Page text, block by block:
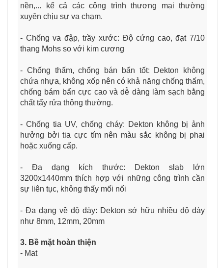
nền,... kể cả các công trình thương mại thường
xuyên chịu sự va chạm.
- Chống va đập, trầy xước: Độ cứng cao, đạt 7/10
thang Mohs so với kim cương
- Chống thấm, chống bán bẩn tốt: Dekton không
chứa nhựa, không xốp nên có khả năng chống thấm,
chống bám bẩn cực cao và dễ dàng làm sạch bằng
chất tẩy rửa thông thường.
- Chống tia UV, chống cháy: Dekton không bị ảnh
hưởng bởi tia cực tím nên màu sắc không bị phai
hoặc xuống cấp.
- Đa dạng kích thước: Dekton slab lớn
3200x1440mm thích hợp với những công trình cần
sự liên tục, không thấy mối nối
- Đa dạng về độ dày: Dekton sở hữu nhiều độ dày
như 8mm, 12mm, 20mm
3. Bề mặt hoàn thiện
- Mat